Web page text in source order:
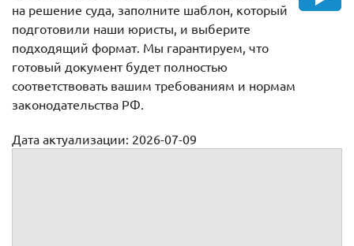
на решение суда, заполните шаблон, который
подготовили наши юристы, и выберите
подходящий формат. Мы гарантируем, что
готовый документ будет полностью
соответствовать вашим требованиям и нормам
законодательства РФ.
Дата актуализации: 2026-07-09